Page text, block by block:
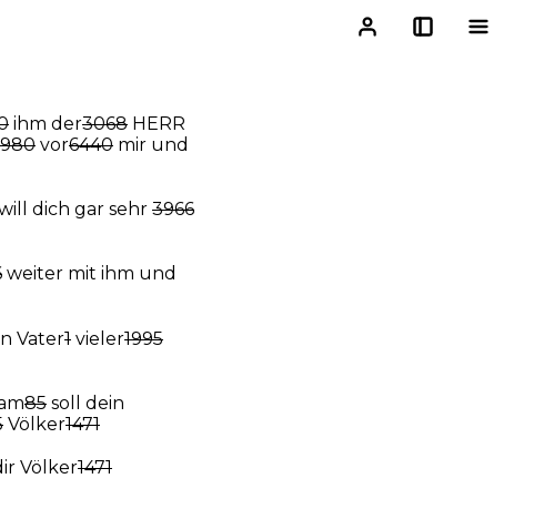
ihm der3068 HERR
vor6440 mir und
dich gar sehr 3966
weiter mit ihm und
Vater1 vieler1995
85 soll dein
Völker1471
Völker1471